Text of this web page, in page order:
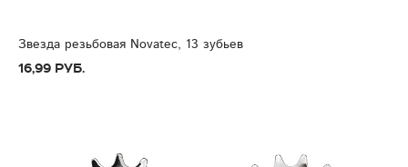
Звезда резьбовая Novatec, 13 зубьев
16,99 руб.